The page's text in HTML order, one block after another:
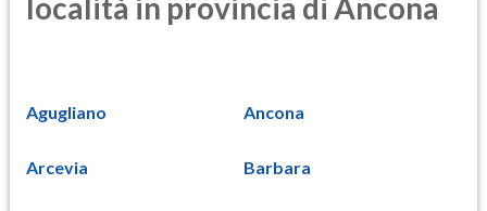
Agugliano Ancona
Arcevia Barbara